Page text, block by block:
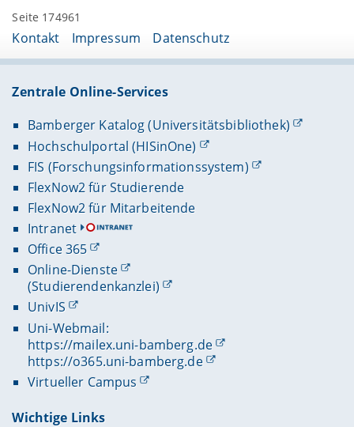
Seite 174961
Kontakt Impressum Datenschutz
Zentrale Online-Services
Bamberger Katalog (Universitätsbibliothek)
Hochschulportal (HISinOne)
FIS (Forschungsinformationssystem)
FlexNow2 für Studierende
FlexNow2 für Mitarbeitende
Intranet
Office 365
Online-Dienste
(Studierendenkanzlei)
UnivIS
Uni-Webmail:
https://mailex.uni-bamberg.de
https://o365.uni-bamberg.de
Virtueller Campus
Wichtige Links